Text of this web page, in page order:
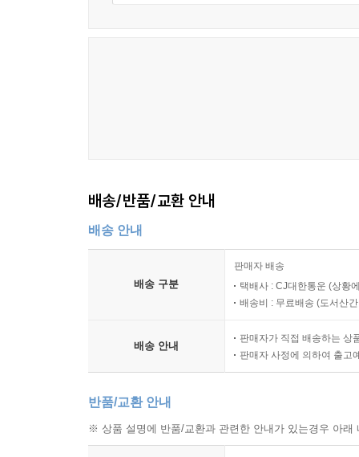
배송/반품/교환 안내
배송 안내
배송 구분
판매자 배송
택배사 : CJ대한통운 (상황
배송비 : 무료배송 (도서산
배송 안내
판매자가 직접 배송하는 상
판매자 사정에 의하여 출고
반품/교환 안내
※ 상품 설명에 반품/교환과 관련한 안내가 있는경우 아